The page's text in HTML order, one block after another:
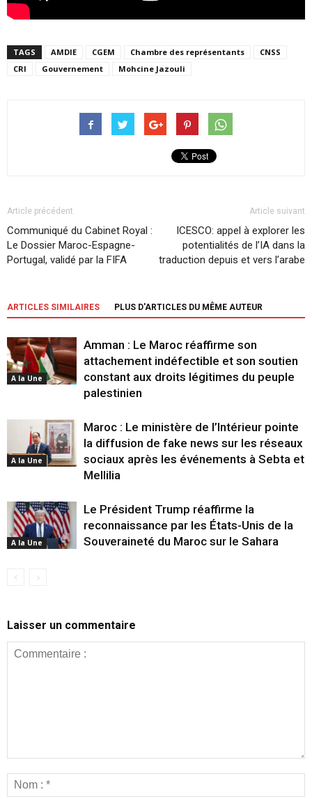
TAGS AMDIE CGEM Chambre des représentants
CNSS
CRI
Gouvernement Mohcine Jazouli
Article précédent
Communiqué du Cabinet Royal :
Le Dossier Maroc-Espagne-
Portugal, validé par la FIFA
Article suivant
ICESCO: appel à explorer les
potentialités de l’IA dans la
traduction depuis et vers l’arabe
ARTICLES SIMILAIRES PLUS D'ARTICLES DU MÊME AUTEUR
A la Une
Amman : Le Maroc réaffirme son
attachement indéfectible et son soutien
constant aux droits légitimes du peuple
palestinien
A la Une
Maroc : Le ministère de l’Intérieur pointe
la diffusion de fake news sur les réseaux
sociaux après les événements à Sebta et
Mellilia
A la Une
Le Président Trump réaffirme la
reconnaissance par les États-Unis de la
Souveraineté du Maroc sur le Sahara
Laisser un commentaire